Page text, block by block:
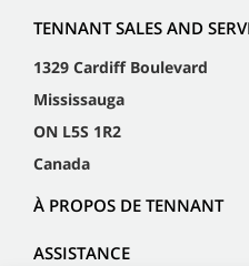
TENNANT SALES AND
1329 Cardiff Boulevard
Mississauga
ON L5S 1R2
Canada
À PROPOS DE TENNANT
ASSISTANCE